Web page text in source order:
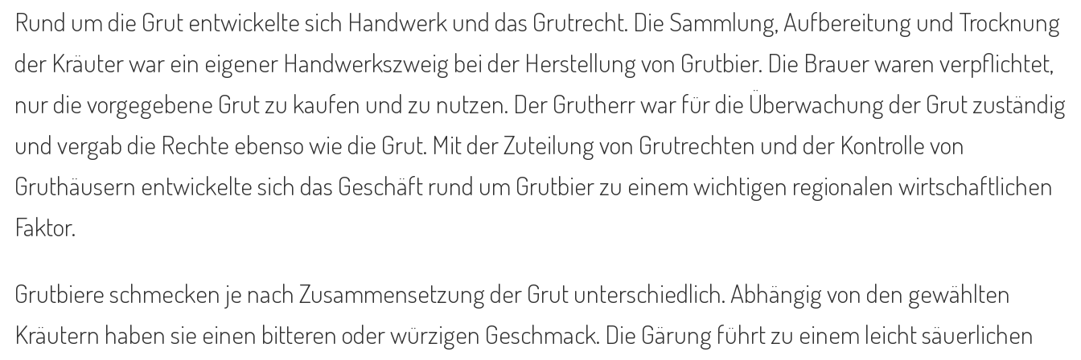
Rund um die Grut entwickelte sich Handwerk und das Grutrecht. Die Sammlung, Aufbereitung und Trocknung
der Kräuter war ein eigener Handwerkszweig bei der Herstellung von Grutbier. Die Brauer waren verpflichtet,
nur die vorgegebene Grut zu kaufen und zu nutzen. Der Grutherr war für die Überwachung der Grut zuständig
und vergab die Rechte ebenso wie die Grut. Mit der Zuteilung von Grutrechten und der Kontrolle von
Gruthäusern entwickelte sich das Geschäft rund um Grutbier zu einem wichtigen regionalen wirtschaftlichen
Faktor.
Grutbiere schmecken je nach Zusammensetzung der Grut unterschiedlich. Abhängig von den gewählten
Kräutern haben sie einen bitteren oder würzigen Geschmack. Die Gärung führt zu einem leicht säuerlichen